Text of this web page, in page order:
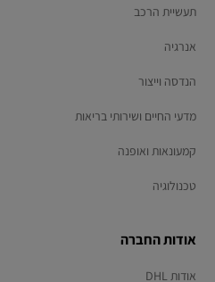
תעשיית הרכב
אנרגיה
הנדסה וייצור
מדעי החיים ושירותי בריאות
קמעונאות ואופנה
טכנולוגיה
אודות החברה
אודות DHL